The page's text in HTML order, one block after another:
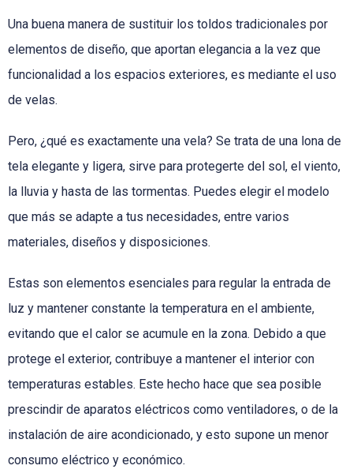
Una buena manera de sustituir los toldos tradicionales por
elementos de diseño, que aportan elegancia a la vez que
funcionalidad a los espacios exteriores, es mediante el uso
de velas.
Pero, ¿qué es exactamente una vela? Se trata de una lona de
tela elegante y ligera, sirve para protegerte del sol, el viento,
la lluvia y hasta de las tormentas. Puedes elegir el modelo
que más se adapte a tus necesidades, entre varios
materiales, diseños y disposiciones.
Estas son elementos esenciales para regular la entrada de
luz y mantener constante la temperatura en el ambiente,
evitando que el calor se acumule en la zona. Debido a que
protege el exterior, contribuye a mantener el interior con
temperaturas estables. Este hecho hace que sea posible
prescindir de aparatos eléctricos como ventiladores, o de la
instalación de aire acondicionado, y esto supone un menor
consumo eléctrico y económico.